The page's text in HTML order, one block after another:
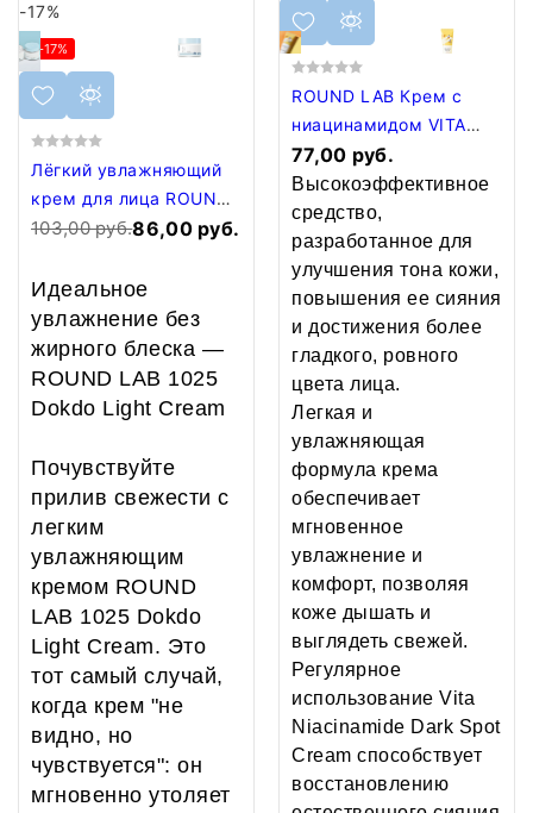
-17%
-17%
Лёгкий увлажняющий
крем для лица ROUND
LAB 1025 DOKDO LIGHT
103,00 руб.86,00 руб.
Идеальное
увлажнение без
жирного блеска —
ROUND LAB 1025
Dokdo Light Cream
Почувствуйте
прилив свежести с
легким
увлажняющим
кремом ROUND
LAB 1025 Dokdo
Light Cream. Это
тот самый случай,
когда крем "не
видно, но
чувствуется": он
мгновенно утоляет
ROUND LAB Крем с
ниацинамидом VITA
NIACINAMIDE DARK
SPOT CREAM
77,00 руб.
Высокоэффективное
средство,
разработанное для
улучшения тона кожи,
повышения ее сияния
и достижения более
гладкого, ровного
цвета лица.
Легкая и
увлажняющая
формула крема
обеспечивает
мгновенное
увлажнение и
комфорт, позволяя
коже дышать и
выглядеть свежей.
Регулярное
использование Vita
Niacinamide Dark Spot
Cream способствует
восстановлению